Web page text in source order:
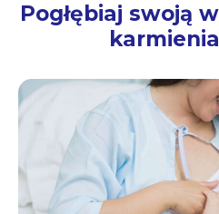
Pogłębiaj swoją